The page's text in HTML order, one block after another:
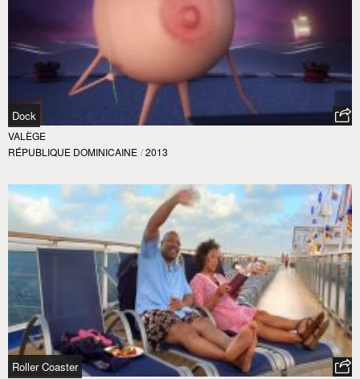
Dock
VALÈGE
RÉPUBLIQUE DOMINICAINE / 2013
Roller Coaster